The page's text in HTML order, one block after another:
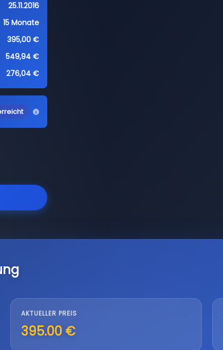
25.11.2016
15 Monate
395,00 €
549,94 €
276,04 €
AKTUELLER PREIS
395.00 €